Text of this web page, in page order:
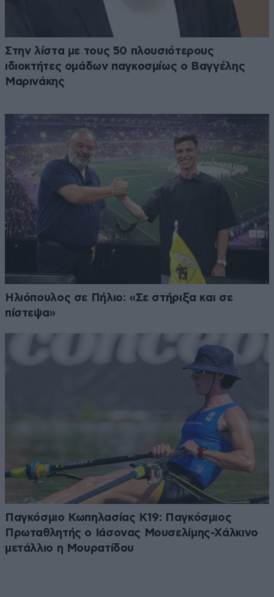
Στην λίστα με τους 50 πλουσιότερους
ιδιοκτήτες ομάδων παγκοσμίως ο Βαγγέλης
Μαρινάκης
Ηλιόπουλος σε Πήλιο: «Σε στήριξα και σε
πίστεψα»
Παγκόσμιο Κωπηλασίας Κ19: Παγκόσμιος
Πρωταθλητής ο Ιάσονας Μουσελίμης-Χάλκινο
μετάλλιο η Μουρατίδου